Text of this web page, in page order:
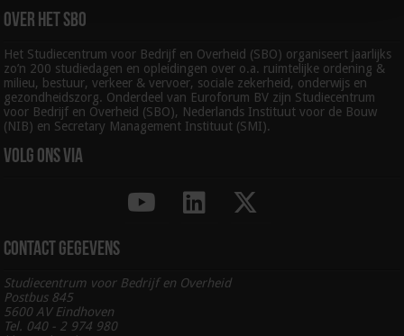
Over het SBO
Het Studiecentrum voor Bedrijf en Overheid (SBO) organiseert jaarlijks
zo’n 200 studiedagen en opleidingen over o.a. ruimtelijke ordening &
milieu, bestuur, verkeer & vervoer, sociale zekerheid, onderwijs en
gezondheidszorg. Onderdeel van Euroforum BV zijn Studiecentrum
voor Bedrijf en Overheid (SBO), Nederlands Instituut voor de Bouw
(NIB) en Secretary Management Instituut (SMI).
Volg ons via
Contact gegevens
Studiecentrum voor Bedrijf en Overheid
Postbus 845
5600 AV Eindhoven
Tel. 040 - 2 974 980